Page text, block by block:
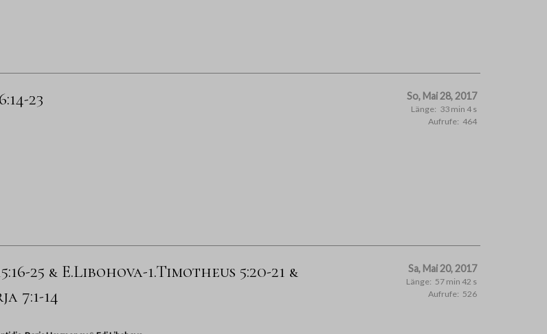
So, Mai 28, 2017
Länge: 33 min 4 s
Aufrufe: 464
23
Sa, Mai 20, 2017
Länge: 57 min 42 s
Aufrufe: 526
25 & E.Libohova-1.Timotheus 5:20-21 &
7:1-14